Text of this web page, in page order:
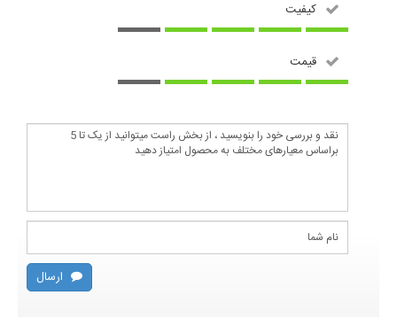
کیفیت
قیمت
ارسال